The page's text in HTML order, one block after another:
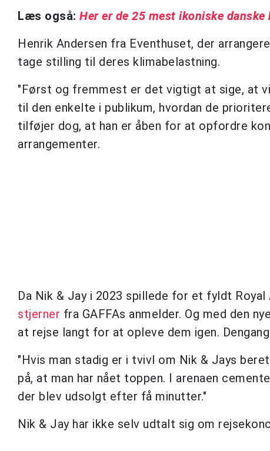
Læs også: Her er de 25 mest ikoniske danske
Henrik Andersen fra Eventhuset, der
tage stilling til deres klimabelastning.
"Først og fremmest er det vigtigt at sige, at
til den enkelte i publikum, hvordan de
tilføjer dog, at han er åben for at opfordre
arrangementer.
Da Nik & Jay i 2023 spillede for et fyldt
stjerner fra GAFFAs anmelder. Og med den
at rejse langt for at opleve dem igen.
"Hvis man stadig er i tvivl om Nik & Jays
på, at man har nået toppen. I arenaen
der blev udsolgt efter få minutter."
Nik & Jay har ikke selv udtalt sig om